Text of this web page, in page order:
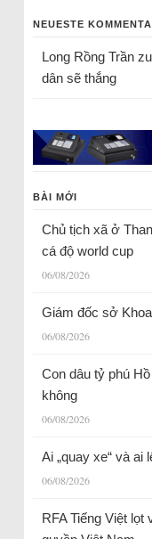
NEUESTE
Long Rồng Trầnzu
dân sẽ thắng
BÀI MỚI
Chủ tịch xã ở
cá độ world cup
06/08/2026
Giám đốc sở
06/08/2026
Con dâu tỷ phú
không
06/08/2026
Ai „quay xe“ và ai
06/08/2026
RFA Tiếng Việt lọt